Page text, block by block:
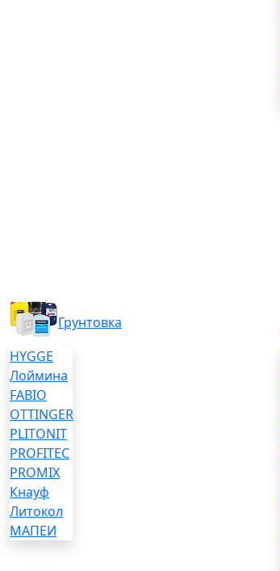
Грунтовка
HYGGE
Лоймина
FABIO
OTTINGER
PLITONIT
PROFITEC
PROMIX
Кнауф
Литокол
МАПЕИ